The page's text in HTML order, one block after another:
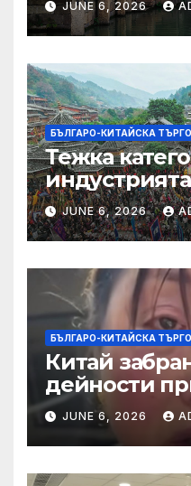
JUNE 6, 2026
БЪЛГАРО-КИТАЙСКА
Тежка
алианс за
слънчева
JUNE 6, 2026
БЪЛГАРО-КИТАЙСКА
Китай
дейности
правила за
слуховете и
JUNE 6, 2026